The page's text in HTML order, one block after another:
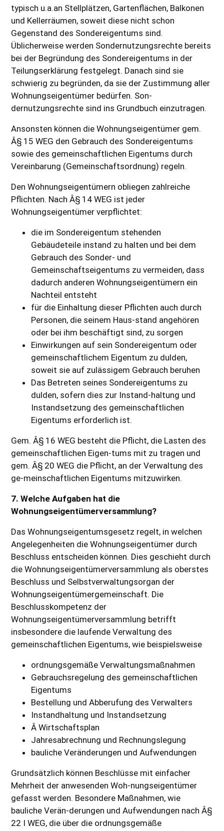
typisch u.a.an Stellplätzen, Gartenflächen, Balkonen
und Kellerräumen, soweit diese nicht schon
Gegenstand des Sondereigentums sind.
Üblicherweise werden Sondernutzungsrechte bereits
bei der Begründung des Sondereigentums in der
Teilungserklärung festgelegt. Danach sind sie
schwierig zu begründen, da sie der Zustimmung aller
Wohnungseigentümer bedürfen. Son-
dernutzungsrechte sind ins Grundbuch einzutragen.
Ansonsten können die Wohnungseigentümer gem.
Â§ 15 WEG den Gebrauch des Sondereigentums
sowie des gemeinschaftlichen Eigentums durch
Vereinbarung (Gemeinschaftsordnung) regeln.
Den Wohnungseigentümern obliegen zahlreiche
Pflichten. Nach Â§ 14 WEG ist jeder
Wohnungseigentümer verpflichtet:
die im Sondereigentum stehenden
Gebäudeteile instand zu halten und bei dem
Gebrauch des Sonder- und
Gemeinschaftseigentums zu vermeiden, dass
dadurch anderen Wohnungseigentümern ein
Nachteil entsteht
für die Einhaltung dieser Pflichten auch durch
Personen, die seinem Haus-stand angehören
oder bei ihm beschäftigt sind, zu sorgen
Einwirkungen auf sein Sondereigentum oder
gemeinschaftlichem Eigentum zu dulden,
soweit sie auf zulässigem Gebrauch beruhen
Das Betreten seines Sondereigentums zu
dulden, sofern dies zur Instand-haltung und
Instandsetzung des gemeinschaftlichen
Eigentums erforderlich ist.
Gem. Â§ 16 WEG besteht die Pflicht, die Lasten des
gemeinschaftlichen Eigen-tums mit zu tragen und
gem. Â§ 20 WEG die Pflicht, an der Verwaltung des
ge-meinschaftlichen Eigentums mitzuwirken.
7. Welche Aufgaben hat die
Wohnungseigentümerversammlung?
Das Wohnungseigentumsgesetz regelt, in welchen
Angelegenheiten die Wohnungseigentümer durch
Beschluss entscheiden können. Dies geschieht durch
die Wohnungseigentümerversammlung als oberstes
Beschluss und Selbstverwaltungsorgan der
Wohnungseigentümergemeinschaft. Die
Beschlusskompetenz der
Wohnungseigentümerversammlung betrifft
insbesondere die laufende Verwaltung des
gemeinschaftlichen Eigentums, wie beispielsweise
ordnungsgemäße Verwaltungsmaßnahmen
Gebrauchsregelung des gemeinschaftlichen
Eigentums
Bestellung und Abberufung des Verwalters
Instandhaltung und Instandsetzung
Â Wirtschaftsplan
Jahresabrechnung und Rechnungslegung
bauliche Veränderungen und Aufwendungen
Grundsätzlich können Beschlüsse mit einfacher
Mehrheit der anwesenden Woh-nungseigentümer
gefasst werden. Besondere Maßnahmen, wie
bauliche Verän-derungen und Aufwendungen nach Â§
22 I WEG, die über die ordnungsgemäße